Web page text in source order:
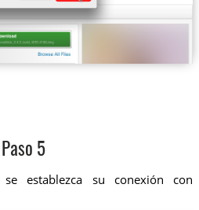
Paso 5
establezca su conexión con